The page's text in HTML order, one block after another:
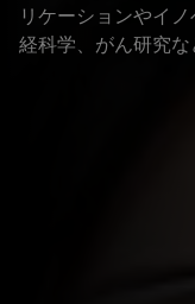
リケーションやイ
経科学、がん研究な